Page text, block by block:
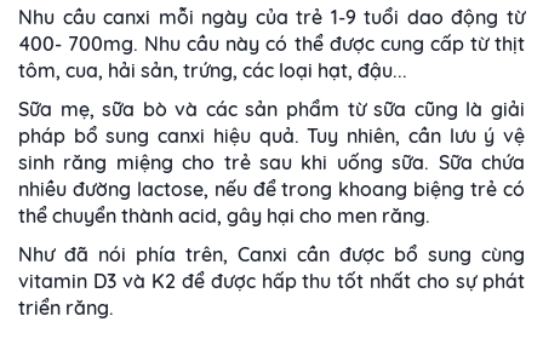
Nhu cầu canxi mỗi ngày của trẻ 1-9 tuổi dao động từ
400- 700mg. Nhu cầu này có thể được cung cấp từ thịt
tôm, cua, hải sản, trứng, các loại hạt, đậu...
Sữa mẹ, sữa bò và các sản phẩm từ sữa cũng là giải
pháp bổ sung canxi hiệu quả. Tuy nhiên, cần lưu ý vệ
sinh răng miệng cho trẻ sau khi uống sữa. Sữa chứa
nhiều đường lactose, nếu để trong khoang biệng trẻ có
thể chuyển thành acid, gây hại cho men răng.
Như đã nói phía trên, Canxi cần được bổ sung cùng
vitamin D3 và K2 để được hấp thu tốt nhất cho sự phát
triển răng.